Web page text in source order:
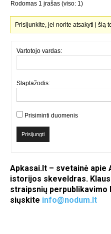
Rodomas 1 įrašas (viso: 1)
Prisijunkite, jei norite atsakyti į šią
Vartotojo vardas:
Slaptažodis:
Prisiminti duomenis
Prisijungti
Apkasai.lt – svetainė apie
istorijos skeveldras.
straipsnių perpublikavimo
siųskite info@nodum.lt